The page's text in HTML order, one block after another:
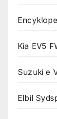
Kia EV5
Suzuki e
Elbil